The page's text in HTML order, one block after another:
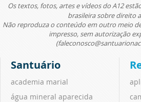
Os textos, fotos, artes e vídeos do A12
brasileira sobre direito
Não reproduza o conteúdo em outro meio
impresso, sem autorização
Santuário
academia marial
água mineral aparecida